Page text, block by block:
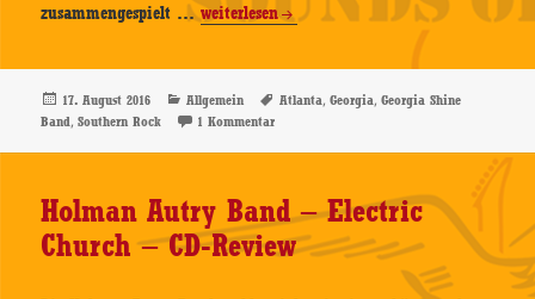
zusammengespielt …The
Shine
Band
–
Same
CD-
Review
weiterlesen
Veröffentlicht
am
17. August 2016 Kategorien
Allgemein Schlagwörter
Atlanta,Georgia,Georgia Shine
Band,Southern Rock 1 Kommentarzu The Georgia Shine Band – Same – CD-
Holman Autry Band – Electric
Church – CD-Review